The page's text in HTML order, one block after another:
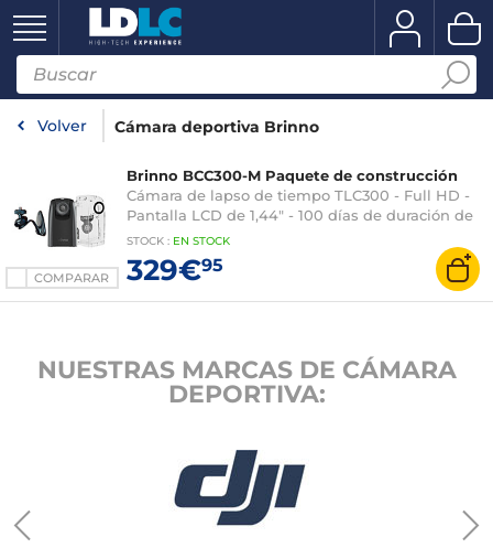
Volver Cámara deportiva Brinno
COMPARAR
Brinno BCC300-M Paquete de construcción
Cámara de lapso de tiempo TLC300 - Full HD -
Pantalla LCD de 1,44" - 100 días de duración de
la batería + carcasa estanca IPX4 y soporte de
STOCK : EN STOCK
329€95
NUESTRAS MARCAS DE CÁMARA
DEPORTIVA: